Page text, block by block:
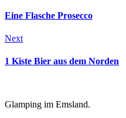
Eine Flasche Prosecco
Next
1 Kiste Bier aus dem Norden
Glamping im Emsland.